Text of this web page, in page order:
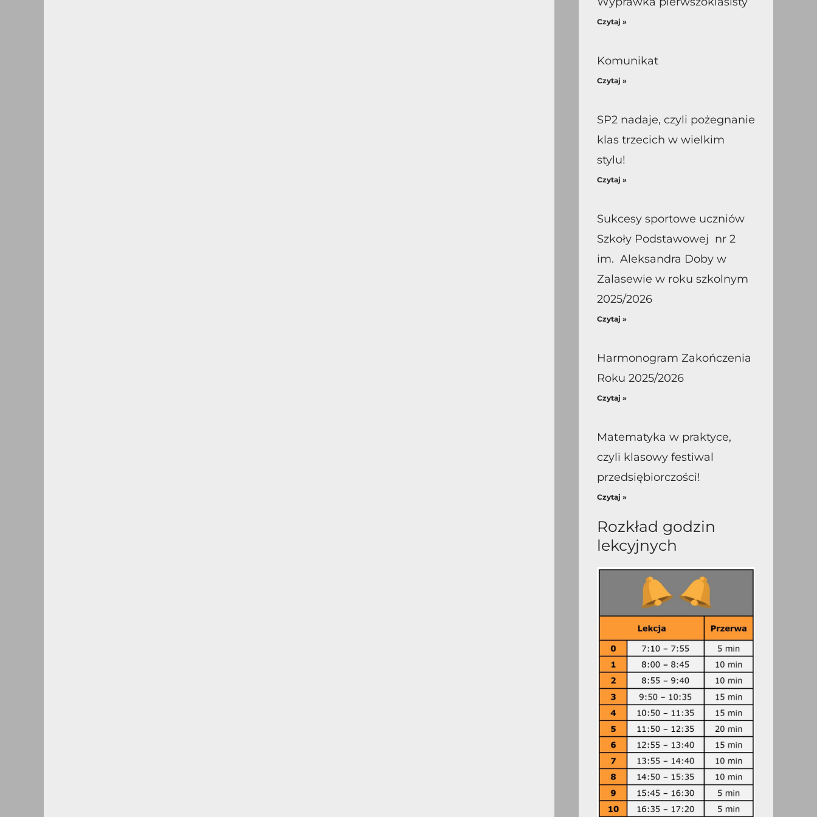
Czytaj »
Komunikat
Czytaj »
SP2 nadaje, czyli pożegnanie
klas trzecich w wielkim
stylu!
Czytaj »
Sukcesy sportowe uczniów
Szkoły Podstawowej nr 2
im. Aleksandra Doby w
Zalasewie w roku szkolnym
2025/2026
Czytaj »
Harmonogram Zakończenia
Roku 2025/2026
Czytaj »
Matematyka w praktyce,
czyli klasowy festiwal
przedsiębiorczości!
Czytaj »
Rozkład godzin
lekcyjnych